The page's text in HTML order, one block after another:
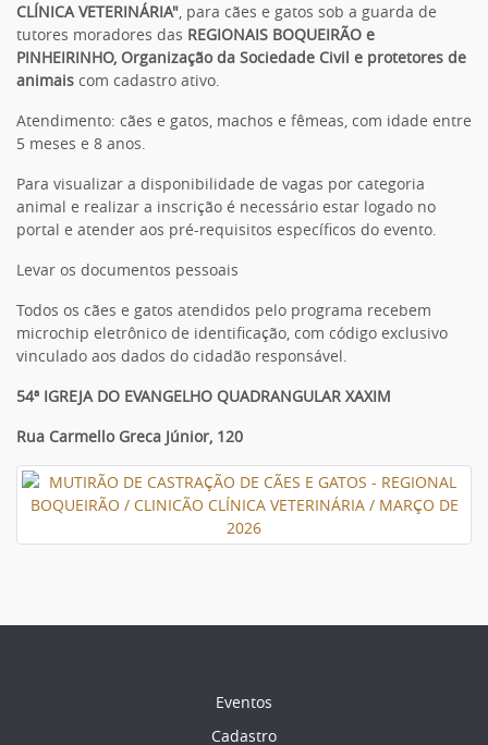
CLÍNICA VETERINÁRIA", para cães e gatos sob a guarda de
tutores moradores das REGIONAIS BOQUEIRÃO e
PINHEIRINHO, Organização da Sociedade Civil e protetores de
animais com cadastro ativo.
Atendimento: cães e gatos, machos e fêmeas, com idade entre
5 meses e 8 anos.
Para visualizar a disponibilidade de vagas por categoria
animal e realizar a inscrição é necessário estar logado no
portal e atender aos pré-requisitos específicos do evento.
Levar os documentos pessoais
Todos os cães e gatos atendidos pelo programa recebem
microchip eletrônico de identificação, com código exclusivo
vinculado aos dados do cidadão responsável.
54ª IGREJA DO EVANGELHO QUADRANGULAR XAXIM
Rua Carmello Greca Júnior, 120
Eventos
Cadastro